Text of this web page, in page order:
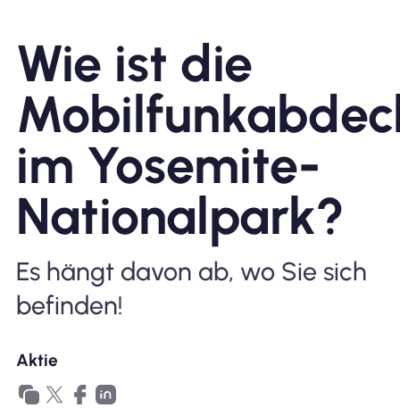
Shop-Tarife
Über eSIM
Warum Nomad eSIM
Verwendung einer eSIM
Für das Geschäft
Wie ist die
im Yosemite-
Nationalpark?
Es hängt davon ab, wo Sie sich
befinden!
Aktie